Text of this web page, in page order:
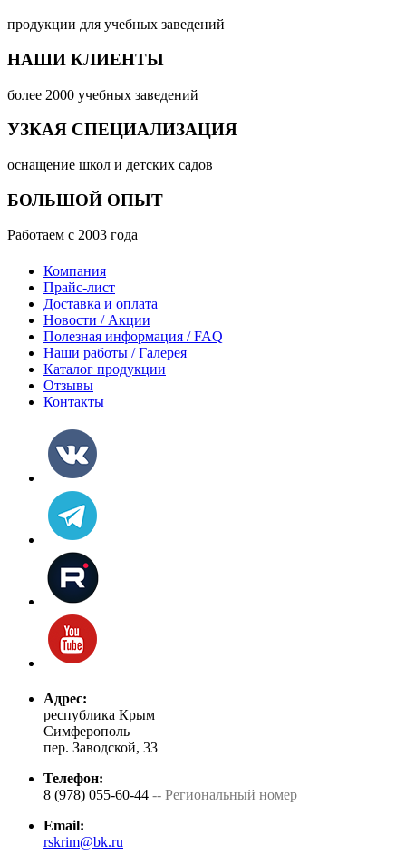
продукции для учебных заведений
НАШИ КЛИЕНТЫ
более 2000 учебных заведений
УЗКАЯ СПЕЦИАЛИЗАЦИЯ
оснащение школ и детских садов
БОЛЬШОЙ ОПЫТ
Работаем с 2003 года
Компания
Прайс-лист
Доставка и оплата
Новости / Акции
Полезная информация / FAQ
Наши работы / Галерея
Каталог продукции
Отзывы
Контакты
Адрес:
республика Крым
Симферополь
пер. Заводской, 33
Телефон:
8 (978) 055-60-44 -- Региональный номер
Email:
rskrim@bk.ru